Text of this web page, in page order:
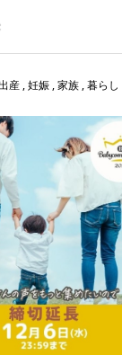
産 ,妊娠 ,家族 ,暮らし